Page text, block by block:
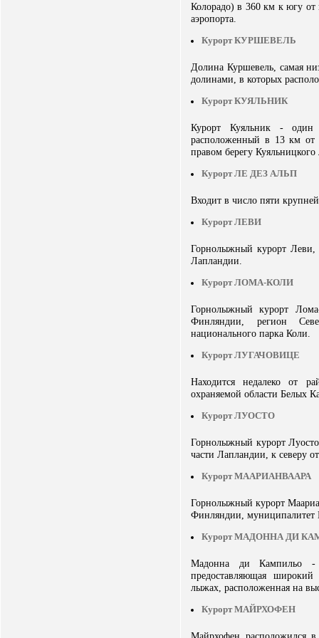
Колорадо) в 360 км к югу от
аэропорта.
Курорт КУРШЕВЕЛЬ
Долина Куршевель, самая
долинами, в которых
Курорт КУЯЛЬНИК
Курорт Куяльник - один
расположенный в 13 км от
правом берегу
Курорт ЛЕ ДЕЗ АЛЬП
Входит в число пяти
Курорт ЛЕВИ
Горнолыжный курорт Леви,
Лапландии.
Курорт ЛОМА-КОЛИ
Горнолыжный курорт
Финляндии, регион
национального парка Коли.
Курорт ЛУГАЧОВИЦЕ
Находится недалеко от
охраняемой области Белых
Курорт ЛУОСТО
Горнолыжный курорт
части Лапландии, к северу
Курорт МААРИАНВААРА
Горнолыжный курорт
Финляндии, муниципалитет
Курорт МАДОННА ДИ
Мадонна ди Кампильо -
предоставляющая
лыжах, расположенная на
Курорт МАЙРХОФЕН